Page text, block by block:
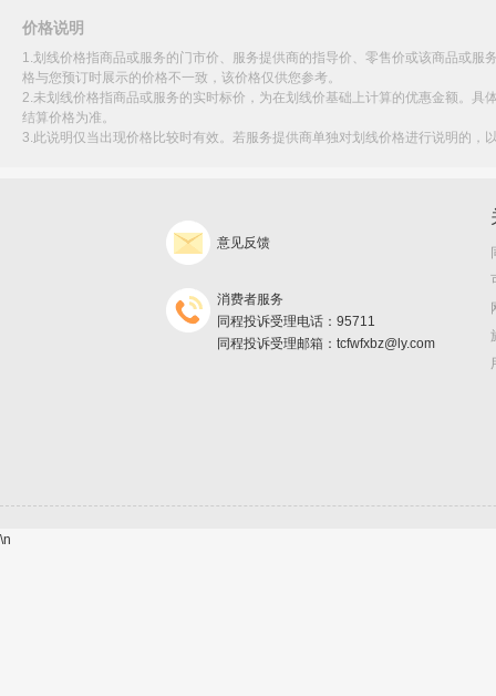
价格说明
1.划线价格指商品或服务的门市价、服务提供商的指导价、零售价或该商品或
格与您预订时展示的价格不一致，该价格仅供您参考。
2.未划线价格指商品或服务的实时标价，为在划线价基础上计算的优惠金额。
结算价格为准。
3.此说明仅当出现价格比较时有效。若服务提供商单独对划线价格进行说明的
意见反馈
消费者服务
同程投诉受理电话：95711
同程投诉受理邮箱：tcfwfxbz@ly.com
\n